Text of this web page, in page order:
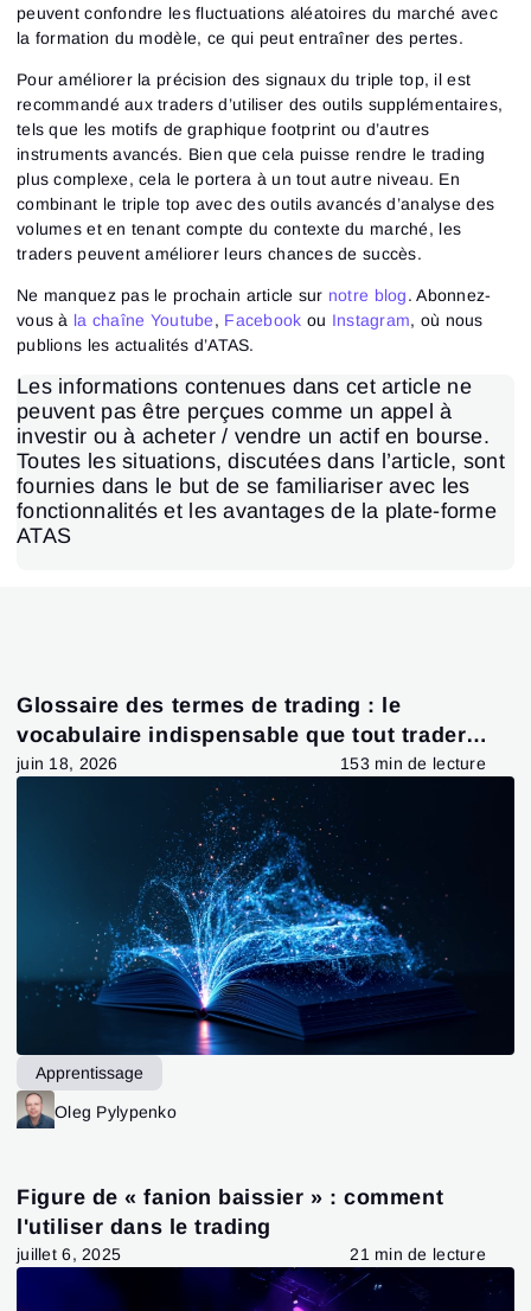
peuvent confondre les fluctuations aléatoires du marché avec
la formation du modèle, ce qui peut entraîner des pertes.
Pour améliorer la précision des signaux du triple top, il est
recommandé aux traders d’utiliser des outils supplémentaires,
tels que les motifs de graphique footprint ou d’autres
instruments avancés. Bien que cela puisse rendre le trading
plus complexe, cela le portera à un tout autre niveau. En
combinant le triple top avec des outils avancés d’analyse des
volumes et en tenant compte du contexte du marché, les
traders peuvent améliorer leurs chances de succès.
Ne manquez pas le prochain article sur notre blog. Abonnez-
vous à la chaîne Youtube, Facebook ou Instagram, où nous
publions les actualités d’ATAS.
Les informations contenues dans cet article ne
peuvent pas être perçues comme un appel à
investir ou à acheter / vendre un actif en bourse.
Toutes les situations, discutées dans l’article, sont
fournies dans le but de se familiariser avec les
fonctionnalités et les avantages de la plate-forme
ATAS
Glossaire des termes de trading : le
vocabulaire indispensable que tout trader
devrait connaître
juin 18, 2026 153 min de lecture
Apprentissage
Oleg Pylypenko
Figure de « fanion baissier » : comment
l'utiliser dans le trading
juillet 6, 2025 21 min de lecture